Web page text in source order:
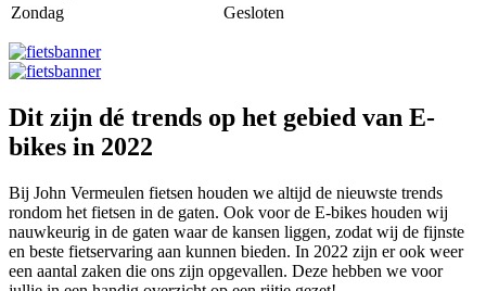
Zondag
Gesloten
Dit zijn dé trends op het gebied van E-
bikes in 2022
Bij John Vermeulen fietsen houden we altijd de nieuwste trends
rondom het fietsen in de gaten. Ook voor de E-bikes houden wij
nauwkeurig in de gaten waar de kansen liggen, zodat wij de fijnste
en beste fietservaring aan kunnen bieden. In 2022 zijn er ook weer
een aantal zaken die ons zijn opgevallen. Deze hebben we voor